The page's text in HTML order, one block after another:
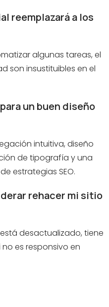
reemplazará a los
algunas tareas, el
son insustituibles en el
un buen diseño
intuitiva, diseño
de tipografía y una
estrategias SEO.
rehacer mi sitio
desactualizado, tiene
es responsivo en